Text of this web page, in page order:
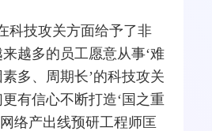
科技攻关方面给予了非
越多的员工愿意从事‘难
多、周期长’的科技攻关
有信心不断打造‘国之重
网络产出线预研工程师匡